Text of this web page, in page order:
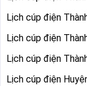
Lịch cúp điện
Lịch cúp điện
Lịch cúp điện
Lịch cúp điện